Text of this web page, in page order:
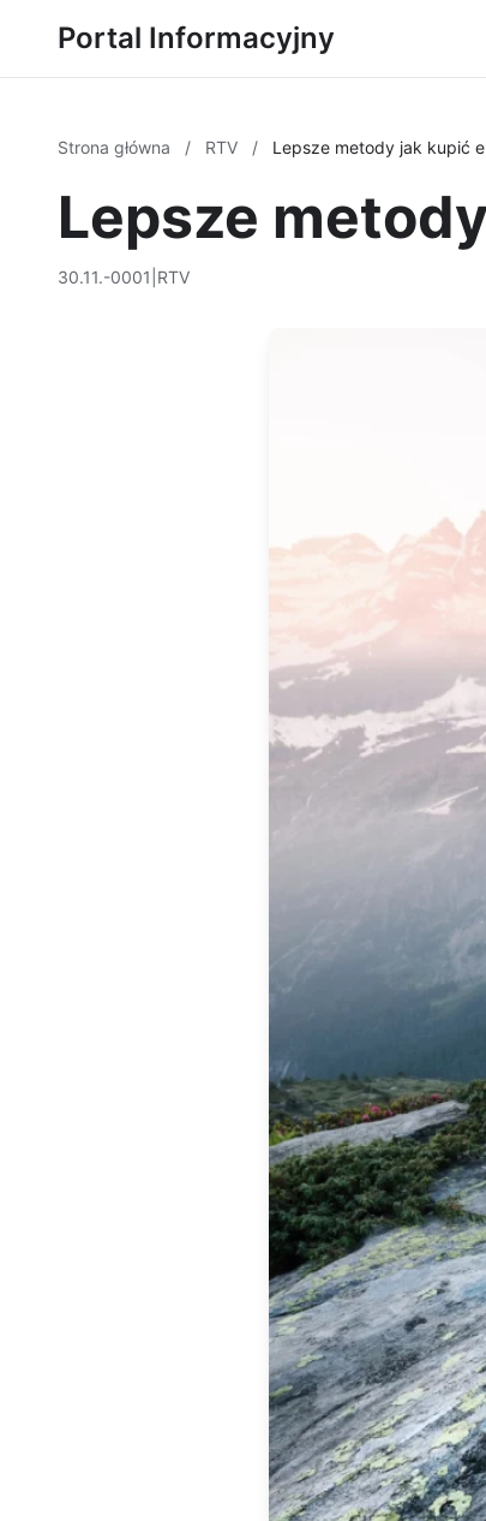
Portal Informacyjny
Strona główna / RTV / Lepsze metody jak kupić
Lepsze
30.11.-0001 RTV